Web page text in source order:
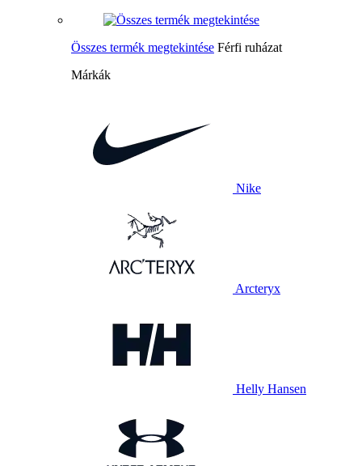
Összes termék megtekintése Férfi ruházat
Márkák
Nike
Arcteryx
Helly Hansen